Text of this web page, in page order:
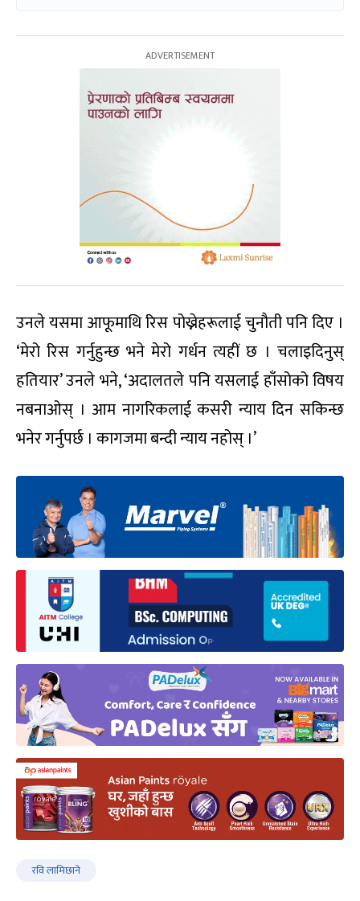
उनले यसमा आफूमाथि रिस पोख्नेहरूलाई चुनौती पनि दिए ।
‘मेरो रिस गर्नुहुन्छ भने मेरो गर्धन त्यहीं छ । चलाइदिनुस्
हतियार’ उनले भने, ‘अदालतले पनि यसलाई हाँसोको विषय
नबनाओस् । आम नागरिकलाई कसरी न्याय दिन सकिन्छ
भनेर गर्नुपर्छ । कागजमा बन्दी न्याय नहोस् ।’
रवि लामिछाने